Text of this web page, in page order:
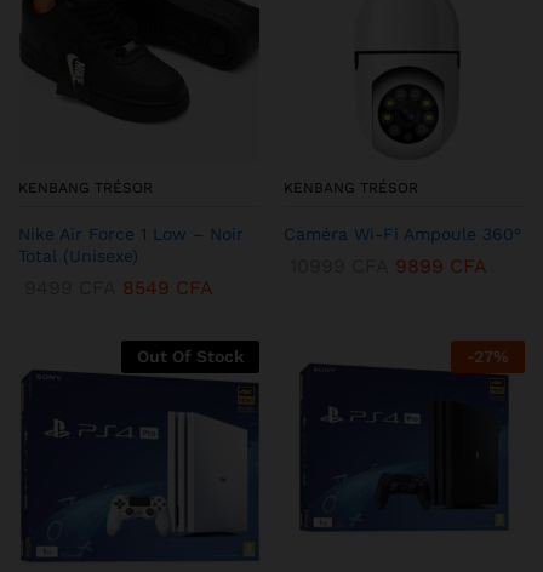
KENBANG TRÉSOR
Nike Air Force 1 Low – Noir
Total (Unisexe)
8549 CFA
KENBANG TRÉSOR
Caméra Wi-Fi Ampoule 360°
9899 CFA
Out Of Stock -27%